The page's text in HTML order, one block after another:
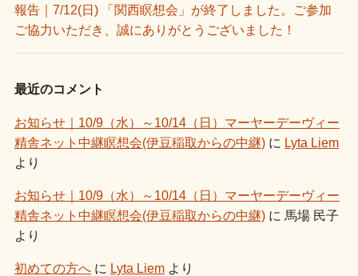
報告｜7/12(日) 「関西瞑想会」が終了しました。ご参加
ご協力いただき、誠にありがとうございました！
最近のコメント
お知らせ｜10/9（水）～10/14（日）マーヤーデーヴィー
精舎ネット中継瞑想会(伊豆稲取からの中継)に Lyta Liem
より
お知らせ｜10/9（水）～10/14（日）マーヤーデーヴィー
精舎ネット中継瞑想会(伊豆稲取からの中継)に 馬場 民子
より
初めての方へに Lyta Liemより